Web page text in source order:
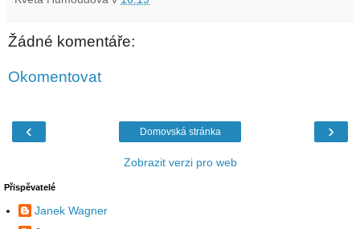
Žádné komentáře:
Okomentovat
‹ ›
Domovská stránka
Zobrazit verzi pro web
Přispěvatelé
Janek Wagner